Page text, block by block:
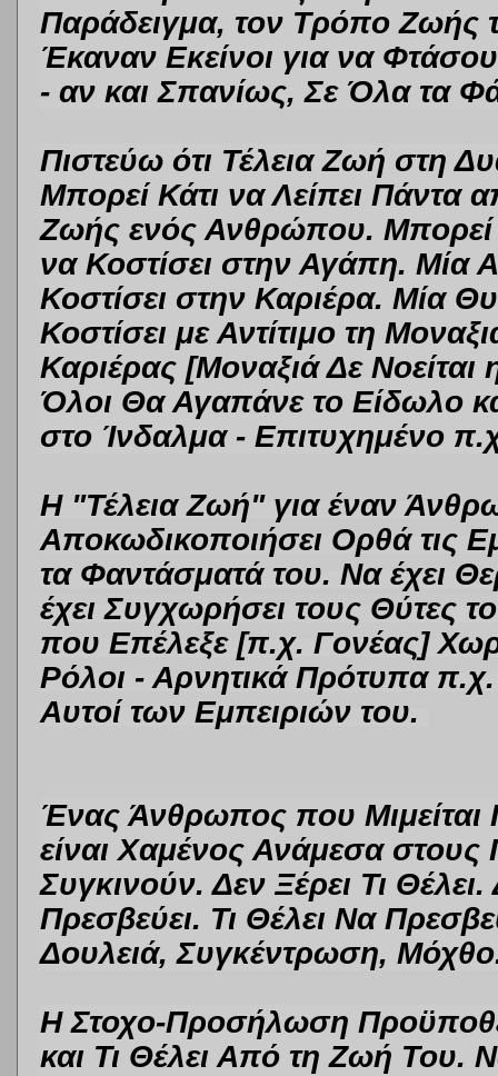
Παράδειγμα, τον Τρόπο Ζωής
Έκαναν Εκείνοι για να
- αν και Σπανίως, Σε Όλα τα
Πιστεύω ότι Τέλεια Ζωή στη
Μπορεί Κάτι να Λείπει Πάντα
Ζωής ενός Ανθρώπου. Μπορεί
να Κοστίσει στην Αγάπη. Μία
Κοστίσει στην Καριέρα. Μία
Κοστίσει με Αντίτιμο τη
Καριέρας [Μοναξιά Δε Νοείται
Όλοι Θα Αγαπάνε το Είδωλο
στο Ίνδαλμα - Επιτυχημένο
Η "Τέλεια Ζωή" για έναν
Αποκωδικοποιήσει Ορθά τις
τα Φαντάσματά του. Να έχει
έχει Συγχωρήσει τους Θύτες
που Επέλεξε [π.χ. Γονέας]
Ρόλοι - Αρνητικά Πρότυπα
Αυτοί των Εμπειριών του.
Ένας Άνθρωπος που Μιμείται
είναι Χαμένος Ανάμεσα
Συγκινούν. Δεν Ξέρει Τι Θέλει.
Πρεσβεύει. Τι Θέλει Να
Δουλειά, Συγκέντρωση,
Η Στοχο-Προσήλωση
και Τι Θέλει Από τη Ζωή Του.